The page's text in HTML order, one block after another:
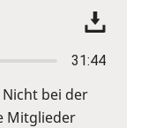
31:44
bei der
Mitglieder